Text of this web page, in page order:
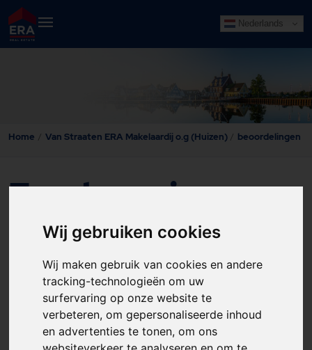
Wij gebruiken cookies
Wij maken gebruik van cookies en andere
tracking-technologieën om uw
surfervaring op onze website te
verbeteren, om gepersonaliseerde inhoud
en advertenties te tonen, om ons
Nederlands
beoordelingen
Home Van Straaten ERA Makelaardij o.g (Huizen) beoordelingen
Funda reviews